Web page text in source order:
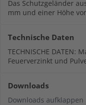
Das Schutzgeländer
mm und einer Höhe
Technische Daten
TECHNISCHE DATEN:
Feuerverzinkt und
Downloads
Downloads aufklappen